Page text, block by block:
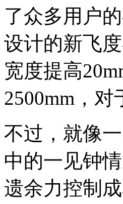
了众多用户
设计的新飞
宽度提高
2500mm，
不过，就像
中的一见钟
遗余力控制